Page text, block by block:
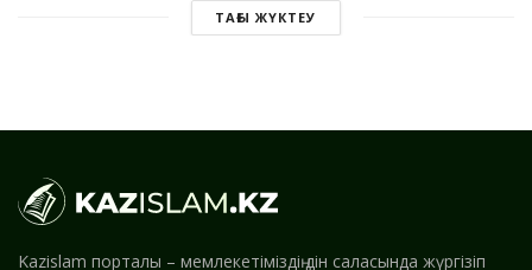
ТАҒЫ ЖҮКТЕУ
Kazislam порталы – мемлекетіміздің дін саласында жүргізіп